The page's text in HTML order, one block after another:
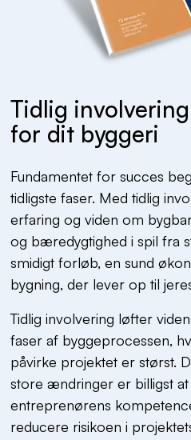
Tidlig
for dit byggeri
Fundamentet for succes
tidligste faser. Med tidlig
erfaring og viden om
og bæredygtighed i spil fra
smidigt forløb, en sund
bygning, der lever op til
Tidlig involvering løfter
faser af byggeprocessen,
påvirke projektet er størst.
store ændringer er billigst
entreprenørens
reducere risikoen i